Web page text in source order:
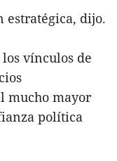
estratégica, dijo.
vínculos de
mucho mayor
política